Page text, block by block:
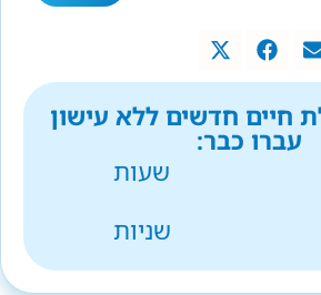
חיים חדשים ללא עישון
עברו כבר:
שעות
שניות